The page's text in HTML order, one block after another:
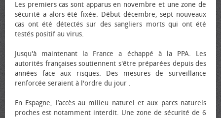
Les premiers cas sont apparus en novembre et une zone de
sécurité a alors été fixée. Début décembre, sept nouveaux
cas ont été détectés sur des sangliers morts qui ont été
testés positif au virus.
Jusqu'à maintenant la France a échappé à la PPA. Les
autorités françaises soutiennent s'être préparées depuis des
années face aux risques. Des mesures de surveillance
renforcée seraient à l'ordre du jour .
En Espagne, l’accès au milieu naturel et aux parcs naturels
proches est notamment interdit. Une zone de sécurité de 6